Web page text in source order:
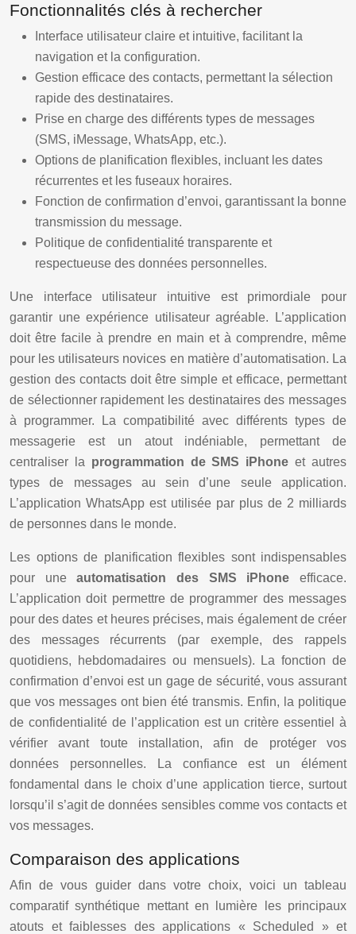
Fonctionnalités clés à rechercher
Interface utilisateur claire et intuitive, facilitant la
navigation et la configuration.
Gestion efficace des contacts, permettant la sélection
rapide des destinataires.
Prise en charge des différents types de messages
(SMS, iMessage, WhatsApp, etc.).
Options de planification flexibles, incluant les dates
récurrentes et les fuseaux horaires.
Fonction de confirmation d’envoi, garantissant la bonne
transmission du message.
Politique de confidentialité transparente et
respectueuse des données personnelles.
Une interface utilisateur intuitive est primordiale pour
garantir une expérience utilisateur agréable. L’application
doit être facile à prendre en main et à comprendre, même
pour les utilisateurs novices en matière d’automatisation. La
gestion des contacts doit être simple et efficace, permettant
de sélectionner rapidement les destinataires des messages
à programmer. La compatibilité avec différents types de
messagerie est un atout indéniable, permettant de
centraliser la programmation de SMS iPhoneet autres
types de messages au sein d’une seule application.
L’application WhatsApp est utilisée par plus de 2 milliards
de personnes dans le monde.
Les options de planification flexibles sont indispensables
pour uneautomatisation des SMS iPhoneefficace.
L’application doit permettre de programmer des messages
pour des dates et heures précises, mais également de créer
des messages récurrents (par exemple, des rappels
quotidiens, hebdomadaires ou mensuels). La fonction de
confirmation d’envoi est un gage de sécurité, vous assurant
que vos messages ont bien été transmis. Enfin, la politique
de confidentialité de l’application est un critère essentiel à
vérifier avant toute installation, afin de protéger vos
données personnelles. La confiance est un élément
fondamental dans le choix d’une application tierce, surtout
lorsqu’il s’agit de données sensibles comme vos contacts et
vos messages.
Comparaison des applications
Afin de vous guider dans votre choix, voici un tableau
comparatif synthétique mettant en lumière les principaux
atouts et faiblesses des applications « Scheduled » et